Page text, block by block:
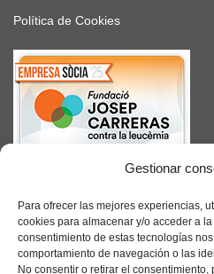
Gestionar
Para ofrecer las mejores experiencias,
cookies para almacenar y/o acceder a
consentimiento de estas tecnologías
comportamiento de navegación o las
No consentir o retirar el
Política de Cookies
SUSCRÍBETE